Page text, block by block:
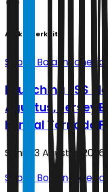
Artikel Terkait
Sepak Bola Indonesia
Launching PSS
Agustus, Jersey
Kendal Tornado
Senin, 3 Agustus 2026
Sepak Bola Indonesia